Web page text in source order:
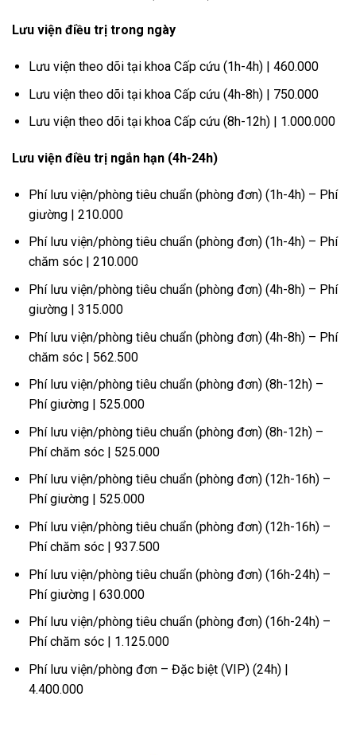
Lưu viện điều trị trong ngày
Lưu viện theo dõi tại khoa Cấp cứu (1h-4h) | 460.000
Lưu viện theo dõi tại khoa Cấp cứu (4h-8h) | 750.000
Lưu viện theo dõi tại khoa Cấp cứu (8h-12h) | 1.000.000
Lưu viện điều trị ngắn hạn (4h-24h)
Phí lưu viện/phòng tiêu chuẩn (phòng đơn) (1h-4h) – Phí
giường | 210.000
Phí lưu viện/phòng tiêu chuẩn (phòng đơn) (1h-4h) – Phí
chăm sóc | 210.000
Phí lưu viện/phòng tiêu chuẩn (phòng đơn) (4h-8h) – Phí
giường | 315.000
Phí lưu viện/phòng tiêu chuẩn (phòng đơn) (4h-8h) – Phí
chăm sóc | 562.500
Phí lưu viện/phòng tiêu chuẩn (phòng đơn) (8h-12h) –
Phí giường | 525.000
Phí lưu viện/phòng tiêu chuẩn (phòng đơn) (8h-12h) –
Phí chăm sóc | 525.000
Phí lưu viện/phòng tiêu chuẩn (phòng đơn) (12h-16h) –
Phí giường | 525.000
Phí lưu viện/phòng tiêu chuẩn (phòng đơn) (12h-16h) –
Phí chăm sóc | 937.500
Phí lưu viện/phòng tiêu chuẩn (phòng đơn) (16h-24h) –
Phí giường | 630.000
Phí lưu viện/phòng tiêu chuẩn (phòng đơn) (16h-24h) –
Phí chăm sóc | 1.125.000
Phí lưu viện/phòng đơn – Đặc biệt (VIP) (24h) |
4.400.000